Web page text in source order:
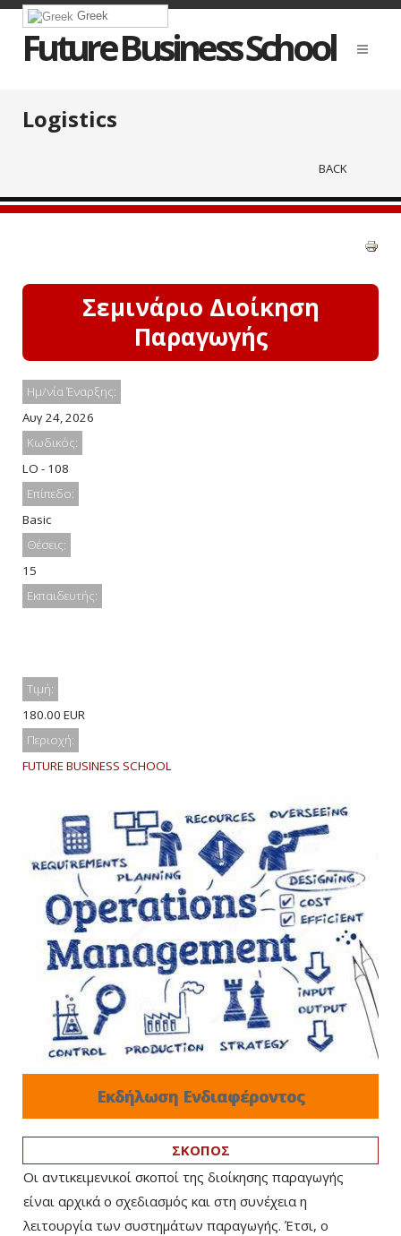
Greek
Future Business School
Logistics
BACK
Σεμινάριο Διοίκηση
Παραγωγής
Ημ/νία Έναρξης:
Αυγ 24, 2026
Κωδικός:
LO - 108
Επίπεδο:
Basic
Θέσεις:
15
Εκπαιδευτής:
Τιμή:
180.00 EUR
Περιοχή:
FUTURE BUSINESS SCHOOL
Εκδήλωση Ενδιαφέροντος
ΣΚΟΠΟΣ
Οι αντικειμενικοί σκοποί της διοίκησης παραγωγής
είναι αρχικά ο σχεδιασμός και στη συνέχεια η
λειτουργία των συστημάτων παραγωγής. Έτσι, ο